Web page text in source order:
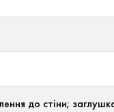
до стіни;